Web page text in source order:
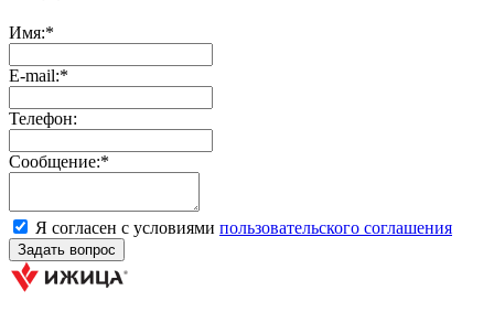
Имя:*
E-mail:*
Телефон:
Сообщение:*
Я согласен с условиями пользовательского соглашения